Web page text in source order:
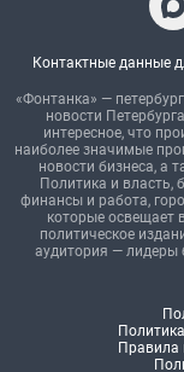
Контактные данные
«Фонтанка» —
новости
интересное, что
наиболее значимые
новости бизнеса, а
Политика и власть,
финансы и работа,
которые освещает
политическое
аудитория — лидеры
Правила